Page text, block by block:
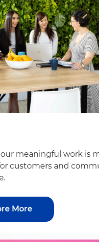
meaningful work is
customers and
More